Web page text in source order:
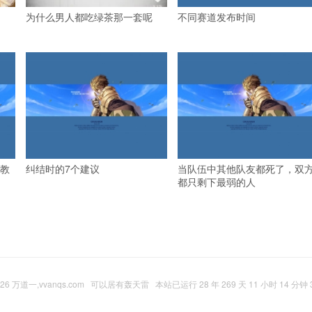
为什么男人都吃绿茶那一套呢 不同赛道发布时间
纠结时的7个建议
当队伍中其他队友都死了，双
都只剩下最弱的人
万道一,vvanqs.com 可以居有轰天雷 本站已运行 28 年 269 天 11 小时 14 分钟